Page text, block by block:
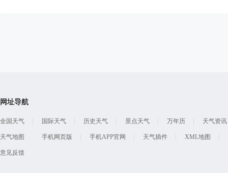
网址导航
全国天气 国际天气 历史天气 景点天气 万年历 天气资讯
天气地图 手机网页版 手机APP官网 天气插件 XML地图
意见反馈